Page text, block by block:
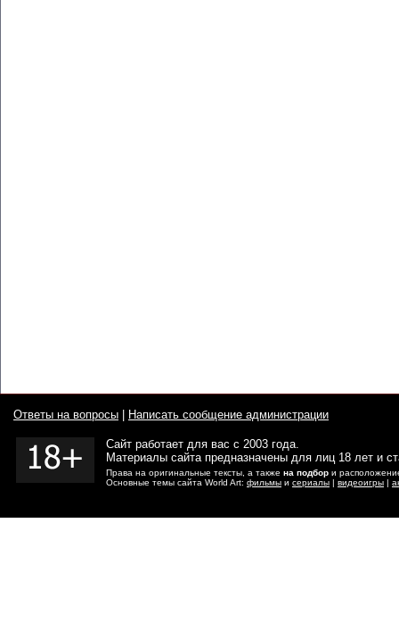
Ответы на вопросы Написать сообщение администрации
Сайт работает для вас с 2003 года.
Материалы сайта предназначены для лиц 18 лет и
Права на оригинальные тексты, а также на подбор и
Основные темы сайта World Art: фильмы и сериалы | видеоигры |